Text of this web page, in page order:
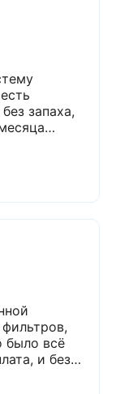
на
не
работу.
было всё
и без